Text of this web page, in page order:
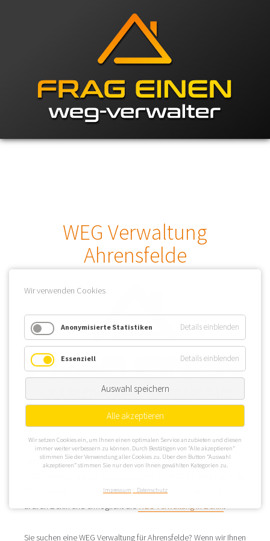
WEG Verwaltung
Ahrensfelde
Die Gemeinde Ahrensfelde liegt in der Südspitze des
Landkreises Barnim. Bei etwa 12.000 Einwohnern ein für eine
Metropolregion Berlin / Brandenburg, denn Ahrensfelde grenzt
u. a. an Berlin und ermöglicht dieWEG Verwaltung in Berlin.
Sie suchen eine WEG Verwaltung für Ahrensfelde? Wenn wir Ihnen
Wir verwenden Cookies
Anonymisierte Statistiken Details einblenden
Essenziell Details einblenden
Auswahl speichern
Alle akzeptieren
Wir setzen Cookies ein, um Ihnen einen optimalen Service anzubieten und diesen
immer weiter verbessern zu können. Durch Bestätigen von “Alle akzeptieren”
stimmen Sie der Verwendung aller Cookies zu. Über den Button “Auswahl
akzeptieren” stimmen Sie nur den von Ihnen gewählten Kategorien zu.
Impressum Datenschutz